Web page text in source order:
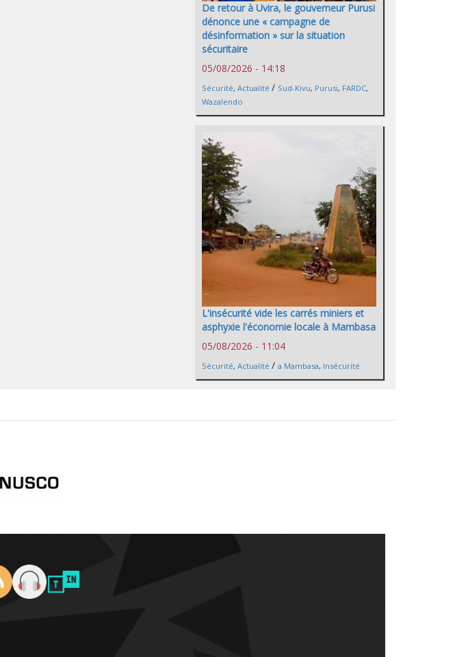
De retour à Uvira, le gouverneur Purusi
dénonce une « campagne de
désinformation » sur la situation
sécuritaire
05/08/2026 - 14:18
Sécurité, Actualité / Sud-Kivu, Purusi, FARDC,
Wazalendo
L'insécurité vide les carrés miniers et
asphyxie l'économie locale à Mambasa
05/08/2026 - 11:04
Sécurité, Actualité / a Mambasa, Insécurité